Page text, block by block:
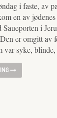
i faste, av
en av
Saueporten i
er omgitt av
var syke,